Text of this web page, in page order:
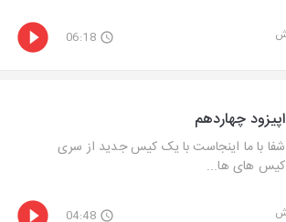
06:18
اپیزود چهاردهم
شفا با ما اینجاست با یک کیس جدید از سری
کیس های ها...
04:48